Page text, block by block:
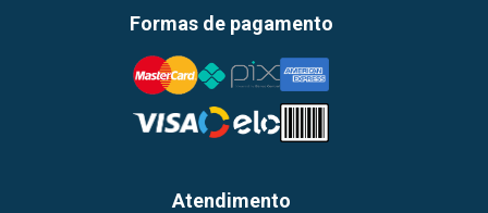
Formas de pagamento
Atendimento